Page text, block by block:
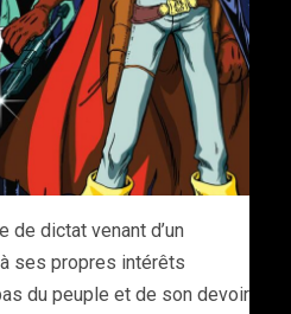
de dictat venant d’un
ses propres intérêts
du peuple et de son devoir